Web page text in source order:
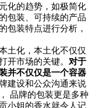
化的趋势，如极简化
包装、可持续的产品
包装特点进行分析，
土化，本土化不仅仅
开市场的关键。 对于
并不仅仅是一个容器
建设和公众沟通来说
品牌的包装更是多种
小姐的香水就令人记